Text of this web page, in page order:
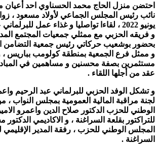
احتضن منزل الحاج محمد الحسناوي احد أعيان
يونيو 2022 ، لقاءا تواصليا و غذاء عمل
و فريقه الحزبي مع ممثلي جمعيات المجتمع
بحضور بوشعيب حركاتي رئيس جمعية التضامن
و ممثل فرع الجمعية بمنطقة كولومب بباريس
مستثمرين بصفة محسنين و مساهمين في
عقد من أجلها اللقاء .
و تشكل الوفد الحزبي للبرلماني عبد الرحيم
لجنة مراقبة المالية العمومية بمجلس النواب
الوطني للحزب الدكتور صلاح الدين واعمرو
للتراكتور بقلعة السراغنة ، و الاكاديمي
المجلس الوطني للحزب ، رفقة المدير الإقليمي
السراغنة .